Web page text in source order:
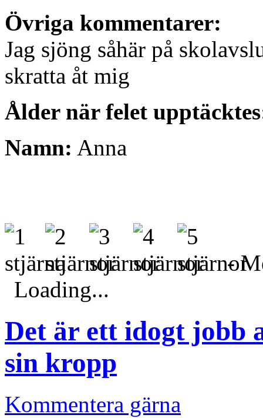
Övriga kommentarer:
Jag sjöng såhär på
skratta åt mig
Ålder när felet
Namn: Anna
-
Loading...
Det är ett idogt jobb
sin kropp
Kommentera gärna